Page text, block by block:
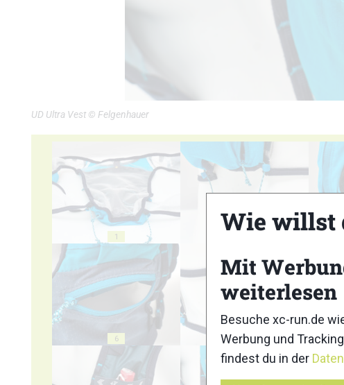
UD Ultra Vest © Felgenhauer
1
6 7
Wie willst
Mit
weiterlesen
Besuche xc-run.de
Werbung und
findest du in der